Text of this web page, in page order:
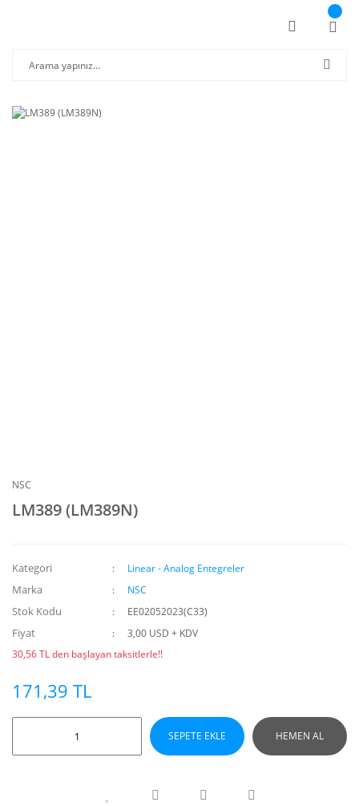
NSC
LM389 (LM389N)
Kategori Linear - Analog Entegreler
Marka NSC
Stok Kodu EE02052023(C33)
Fiyat
3,00 USD + KDV
30,56 TL den başlayan taksitlerle!!
171,39 TL
SEPETE EKLE HEMEN AL